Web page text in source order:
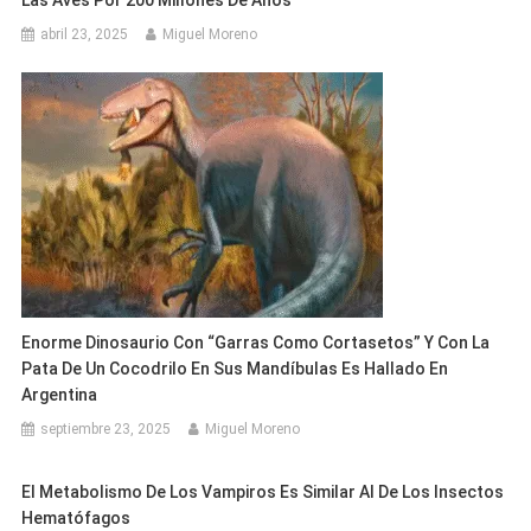
abril 23, 2025 Miguel Moreno
Enorme Dinosaurio Con “garras Como Cortasetos” Y Con La
Pata De Un Cocodrilo En Sus Mandíbulas Es Hallado En
Argentina
septiembre 23, 2025 Miguel Moreno
El Metabolismo De Los Vampiros Es Similar Al De Los Insectos
Hematófagos